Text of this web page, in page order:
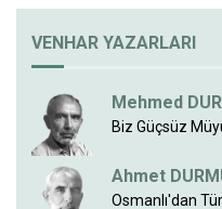
VENHAR YAZARLARI
Mehmed
Biz Güçsüz
Ahmet
Osmanlı'dan